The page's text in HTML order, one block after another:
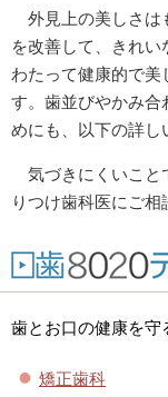
外見上の美しさは
を改善して、きれ
わたって健康的で美
す。歯並びやかみ合
めにも、以下の詳し
気づきにくいこと
りつけ歯科医にご相
歯とお口の健康を守
矯正歯科